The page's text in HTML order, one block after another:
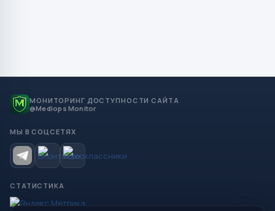
МОНИТОРИНГ ДОСТУПНОСТИ САЙТА
@Mediops Monitor
МЫ В СОЦСЕТЯХ
СТАТИСТИКА